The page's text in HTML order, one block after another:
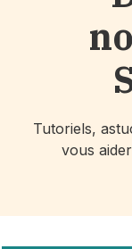
Tutoriels,
vous